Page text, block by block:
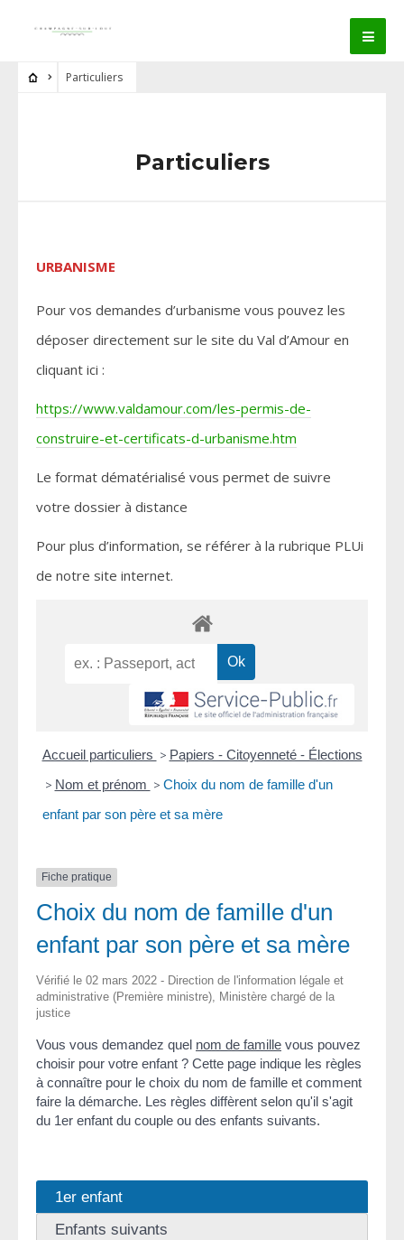
Particuliers
Particuliers
URBANISME
Pour vos demandes d’urbanisme vous pouvez les
déposer directement sur le site du Val d’Amour en
cliquant ici :
https://www.valdamour.com/les-permis-de-
construire-et-certificats-d-urbanisme.htm
Le format dématérialisé vous permet de suivre
votre dossier à distance
Pour plus d’information, se référer à la rubrique PLUi
de notre site internet.
Accueil particuliers > Papiers - Citoyenneté - Élections
> Nom et prénom > Choix du nom de famille d'un
enfant par son père et sa mère
Fiche pratique
Choix du nom de famille d'un
enfant par son père et sa mère
Vérifié le 02 mars 2022 - Direction de l'information légale et
administrative (Première ministre), Ministère chargé de la
justice
Vous vous demandez quel nom de famille vous pouvez
choisir pour votre enfant ? Cette page indique les règles
à connaître pour le choix du nom de famille et comment
faire la démarche. Les règles diffèrent selon qu'il s'agit
du 1er enfant du couple ou des enfants suivants.
1er enfant
Enfants suivants